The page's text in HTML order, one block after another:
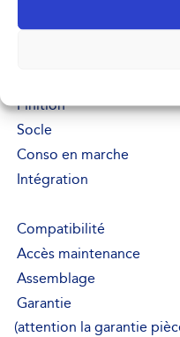
Résolution
Finition
Socle
Conso en marche
Intégration
Compatibilité
Accès maintenance
Assemblage
Garantie
(attention la garantie